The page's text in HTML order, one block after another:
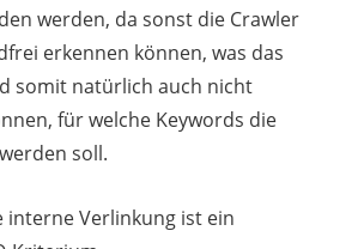
werden, da sonst die Crawler
erkennen können, was das
somit natürlich auch nicht
für welche Keywords die
soll.